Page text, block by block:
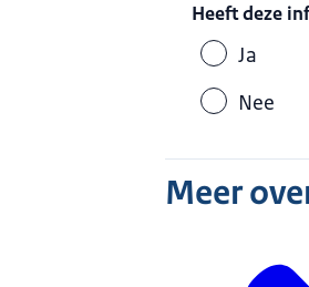
Heeft deze
Ja
Nee
Meer